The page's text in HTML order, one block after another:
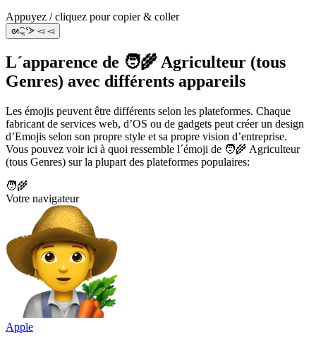
Appuyez / cliquez pour copier & coller
ᘛ⁐̤ᕐᐷ ◅ ◅
L´apparence de 🧑‍🌾 Agriculteur (tous
Genres) avec différents appareils
Les émojis peuvent être différents selon les plateformes. Chaque
fabricant de services web, d’OS ou de gadgets peut créer un design
d’Emojis selon son propre style et sa propre vision d’entreprise.
Vous pouvez voir ici à quoi ressemble l´émoji de 🧑‍🌾 Agriculteur
(tous Genres) sur la plupart des plateformes populaires:
🧑‍🌾
Votre navigateur
Apple